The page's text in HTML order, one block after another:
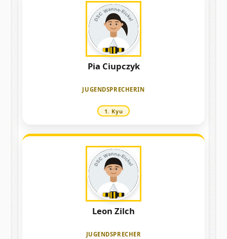
DSC Wanne-Eickel
Pia Ciupczyk
JUGENDSPRECHERIN
1. Kyu
DSC Wanne-Eickel
Leon Zilch
JUGENDSPRECHER